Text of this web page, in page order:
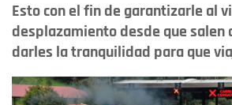
Esto con el fin de garantizarle al
desplazamiento desde que salen
darles la tranquilidad para que